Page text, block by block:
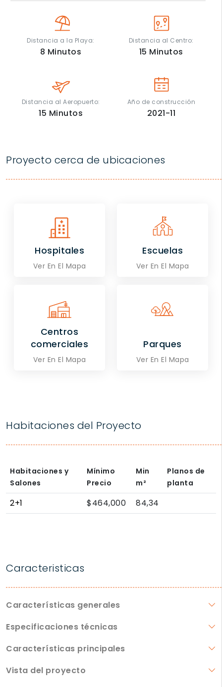
Distancia a la Playa:
8 Minutos
Distancia al Centro:
15 Minutos
Distancia al Aeropuerto:
15 Minutos
Año de construcción
2021-11
Proyecto cerca de ubicaciones
Hospitales
Ver En El Mapa
Escuelas
Ver En El Mapa
Centros
comerciales
Ver En El Mapa
Parques
Ver En El Mapa
Habitaciones del Proyecto
Habitaciones y
Salones
Mínimo
Precio
Min
m²
Planos de
planta
2+1 $464,000 84,34
Caracteristicas
Características generales
Especificaciones técnicas
Características principales
Vista del proyecto